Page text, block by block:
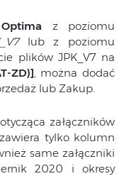
z poziomu
lub z poziomu
plików JPK_V7 na
ZD)], można dodać
lub Zakup.
załączników
tylko kolumn
same załączniki
2020 i okresy